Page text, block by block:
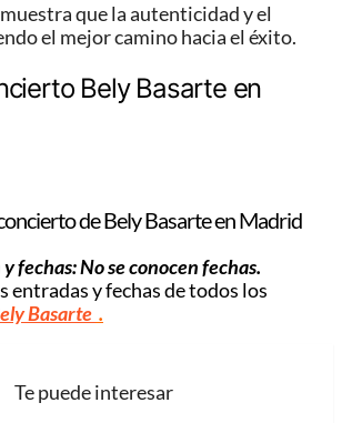
que la autenticidad y el
el mejor camino hacia el éxito.
Bely Basarte en
de Bely Basarte en Madrid
fechas: No se conocen fechas.
entradas y fechas de todos los
Basarte .
Te puede interesar